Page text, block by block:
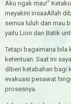
Aku ngak mau!"
meyakini insaaAllah
semua luluh dan mau
yaitu Lion dan Batik
Tetapi bagaimana bila
ketentuan. Saat ini
diberi ketabahan bagi
evakuasi pesawat
prosesnya.